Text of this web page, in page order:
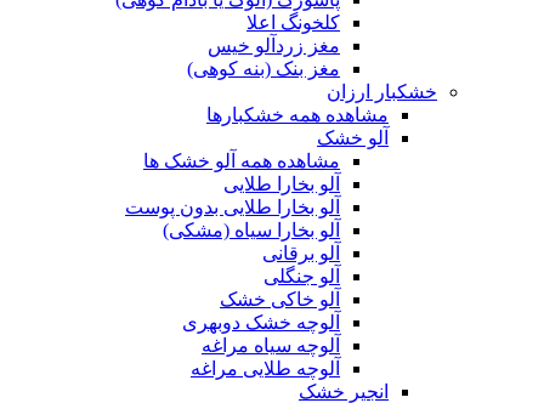
کلخونگ اعلا
مغز زردآلو خیس
مغز بنک (بنه کوهی)
خشکبار ارزان
مشاهده همه خشکبارها
آلو خشک
مشاهده همه آلو خشک ها
آلو بخارا طلایی
آلو بخارا طلایی بدون پوست
آلو بخارا سیاه (مشکی)
آلو برقانی
آلو جنگلی
آلو خاکی خشک
آلوچه خشک دوبهری
آلوچه سیاه مراغه
آلوچه طلایی مراغه
انجیر خشک